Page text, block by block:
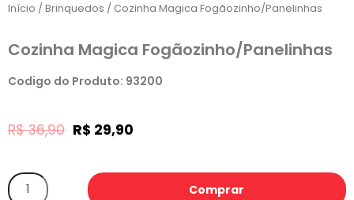
Início / Brinquedos / Cozinha Magica Fogãozinho/Panelinhas
Cozinha Magica Fogãozinho/Panelinhas
Codigo do Produto: 93200
R$36,90 R$ 29,90
Comprar